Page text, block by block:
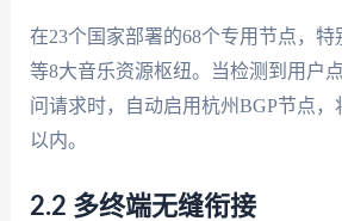
在23个国家部署的68个专用节点，特
等8大音乐资源枢纽。当检测到用户
问请求时，自动启用杭州BGP节点，
以内。
2.2 多终端无缝衔接